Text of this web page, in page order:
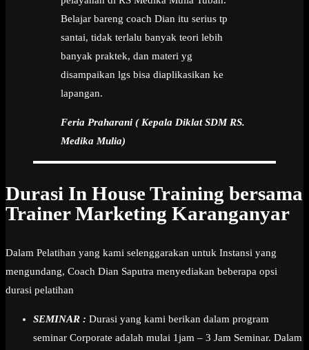
Belajar bareng coach Dian itu serius tp
santai, tidak terlalu banyak teori lebih
banyak praktek, dan materi yg
disampaikan lgs bisa diaplikasikan ke
lapangan.
Feria Praharani ( Kepala Diklat SDM RS.
Medika Mulia)
Durasi In House Training bersama
Trainer Marketing Karanganyar
Dalam Pelatihan yang kami selenggarakan untuk Instansi yang
mengundang, Coach Dian Saputra menyediakan beberapa opsi
durasi pelatihan
SEMINAR : Durasi yang kami berikan dalam program
seminar Corporate adalah mulai 1jam – 3 Jam Seminar. Dalam